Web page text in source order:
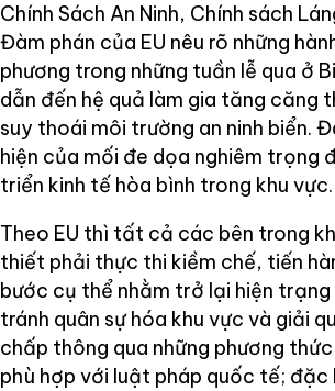
Chính Sách An Ninh, Chính sách
Đàm phán của EU nêu rõ những
phương trong những tuần lễ qua ở
dẫn đến hệ quả làm gia tăng căng
suy thoái môi trường an ninh biển.
hiện của mối đe dọa nghiêm trọng
triển kinh tế hòa bình trong khu vực.
Theo EU thì tất cả các bên trong
thiết phải thực thi kiềm chế, tiến
bước cụ thể nhằm trở lại hiện
tránh quân sự hóa khu vực và giải
chấp thông qua những phương
phù hợp với luật pháp quốc tế; đặc